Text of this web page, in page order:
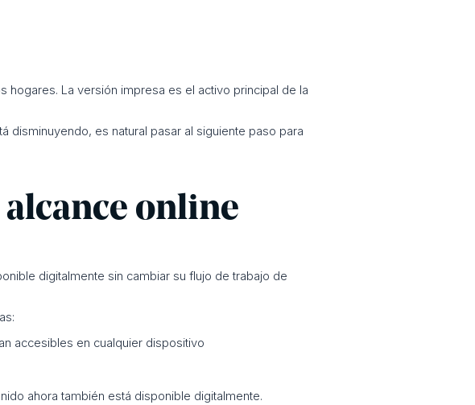
hogares. La versión impresa es el activo principal de la
es natural pasar al siguiente paso para
online
digitalmente sin cambiar su flujo de trabajo de
accesibles en cualquier dispositivo
ahora también está disponible digitalmente.